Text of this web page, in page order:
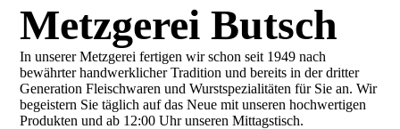
Metzgerei Butsch
In unserer Metzgerei fertigen wir schon seit 1949 nach
bewährter handwerklicher Tradition und bereits in der dritter
Generation Fleischwaren und Wurstspezialitäten für Sie an. Wir
begeistern Sie täglich auf das Neue mit unseren hochwertigen
Produkten und ab 12:00 Uhr unseren Mittagstisch.